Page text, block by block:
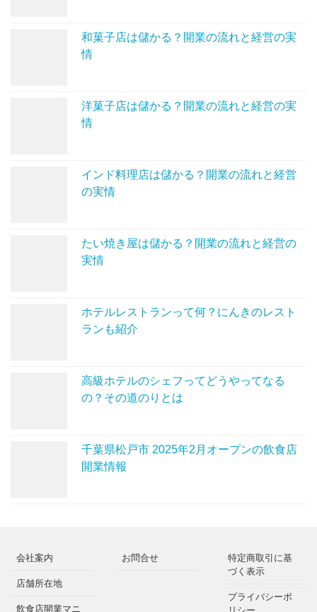
和菓子店は儲かる？開業の流れと経営の実
情
洋菓子店は儲かる？開業の流れと経営の実
情
インド料理店は儲かる？開業の流れと経営
の実情
たい焼き屋は儲かる？開業の流れと経営の
実情
ホテルレストランって何？にんきのレスト
ランも紹介
高級ホテルのシェフってどうやってなる
の？その道のりとは
千葉県松戸市 2025年2月オープンの飲食店
開業情報
会社案内
店舗所在地
飲食店開業マニ
お問合せ
特定商取引に基
づく表示
プライバシーポ